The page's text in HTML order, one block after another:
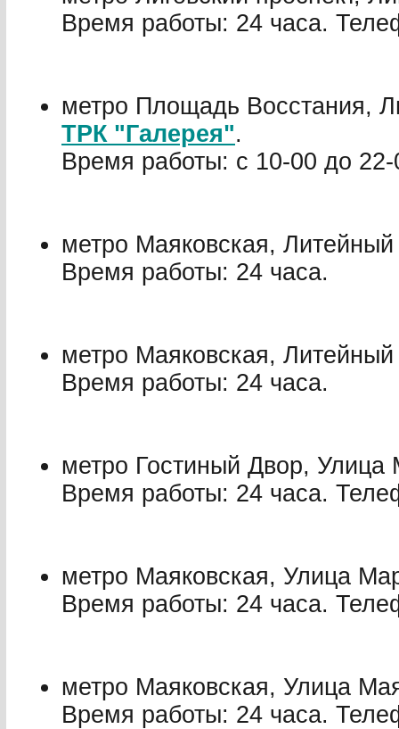
Время работы: 24 часа.
метро Площадь Восстания,
ТРК "Галерея".
Время работы: с 10-00 до 22-
метро Маяковская,
Время работы: 24 часа.
метро Маяковская,
Время работы: 24 часа.
метро Гостиный Двор,
Время работы: 24 часа.
метро Маяковская, Улица
Время работы: 24 часа.
метро Маяковская, Улица
Время работы: 24 часа.